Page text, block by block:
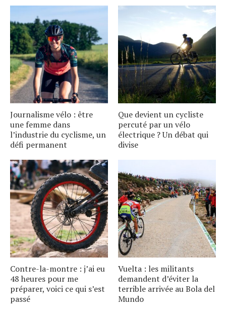
Journalisme vélo : être
une femme dans
l’industrie du cyclisme, un
défi permanent
Que devient un cycliste
percuté par un vélo
électrique ? Un débat qui
divise
Contre-la-montre : j’ai eu
48 heures pour me
préparer, voici ce qui s’est
passé
Vuelta : les militants
demandent d’éviter la
terrible arrivée au Bola del
Mundo